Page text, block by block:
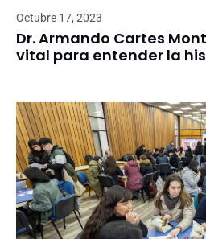
Octubre 17, 2023
Dr. Armando Cartes
vital para entender la